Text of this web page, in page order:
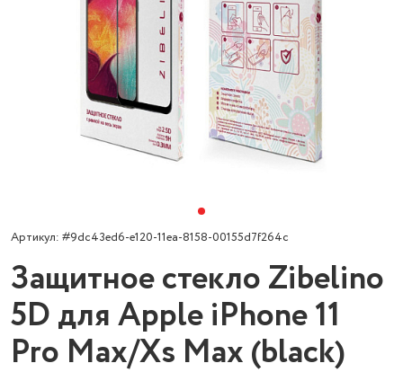
Артикул: #9dc43ed6-e120-11ea-8158-00155d7f264c
Защитное стекло Zibelino
5D для Apple iPhone 11
Pro Max/Xs Max (black)